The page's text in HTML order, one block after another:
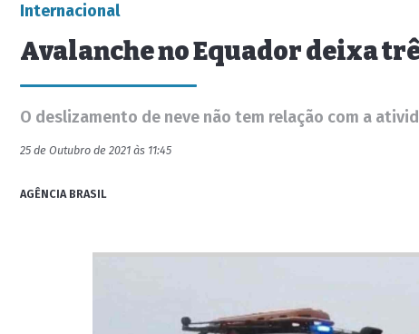
Internacional
Avalanche no Equador deixa
O deslizamento de neve não tem relação com a
25 de Outubro de 2021 às 11:45
AGÊNCIA BRASIL